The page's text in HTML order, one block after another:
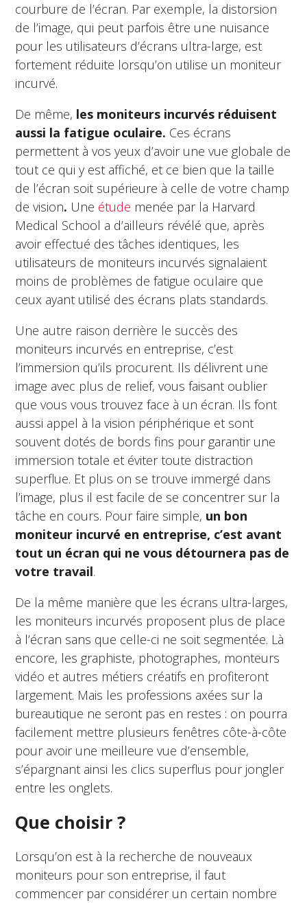
courbure de l’écran. Par exemple, la distorsion
de l’image, qui peut parfois être une nuisance
pour les utilisateurs d’écrans ultra-large, est
fortement réduite lorsqu’on utilise un moniteur
incurvé.
De même, les moniteurs incurvés réduisent
aussi la fatigue oculaire. Ces écrans
permettent à vos yeux d’avoir une vue globale de
tout ce qui y est affiché, et ce bien que la taille
de l’écran soit supérieure à celle de votre champ
de vision. Une étude menée par la Harvard
Medical School a d’ailleurs révélé que, après
avoir effectué des tâches identiques, les
utilisateurs de moniteurs incurvés signalaient
moins de problèmes de fatigue oculaire que
ceux ayant utilisé des écrans plats standards.
Une autre raison derrière le succès des
moniteurs incurvés en entreprise, c’est
l’immersion qu’ils procurent. Ils délivrent une
image avec plus de relief, vous faisant oublier
que vous vous trouvez face à un écran. Ils font
aussi appel à la vision périphérique et sont
souvent dotés de bords fins pour garantir une
immersion totale et éviter toute distraction
superflue. Et plus on se trouve immergé dans
l’image, plus il est facile de se concentrer sur la
tâche en cours. Pour faire simple, un bon
moniteur incurvé en entreprise, c’est avant
tout un écran qui ne vous détournera pas de
votre travail.
De la même manière que les écrans ultra-larges,
les moniteurs incurvés proposent plus de place
à l’écran sans que celle-ci ne soit segmentée. Là
encore, les graphiste, photographes, monteurs
vidéo et autres métiers créatifs en profiteront
largement. Mais les professions axées sur la
bureautique ne seront pas en restes : on pourra
facilement mettre plusieurs fenêtres côte-à-côte
pour avoir une meilleure vue d’ensemble,
s’épargnant ainsi les clics superflus pour jongler
entre les onglets.
Que choisir ?
Lorsqu’on est à la recherche de nouveaux
moniteurs pour son entreprise, il faut
commencer par considérer un certain nombre